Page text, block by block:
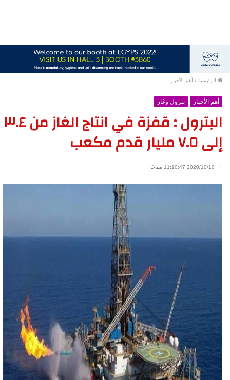
الرئيسية / أهم الأخبار
أهم الأخبار بترول وغاز
البترول : قفزة في انتاج الغاز من ٣.٤
إلى ٧.٥ مليار قدم مكعب
2020/10/10 11:10:47 صباحًا